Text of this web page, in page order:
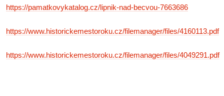
https://pamatkovykatalog.cz/lipnik-nad-becvou-7663686
https://www.historickemestoroku.cz/filemanager/files/4160113.pdf
https://www.historickemestoroku.cz/filemanager/files/4049291.pdf